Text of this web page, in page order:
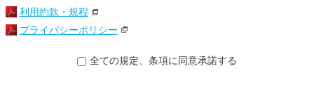
利用約款・規程
プライバシーポリシー
全ての規定、条項に同意承諾する